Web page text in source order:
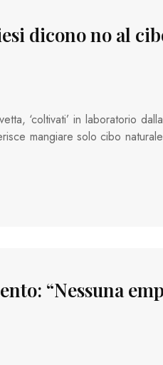
dicono no al
‘coltivati’ in laboratorio dalla
mangiare solo cibo naturale
“Nessuna